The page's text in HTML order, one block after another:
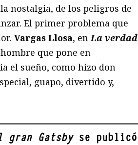
nostalgia, de los peligros de
El primer problema que
Vargas Llosa, enLa verdad
que pone en
el sueño, como hizo don
guapo, divertido y,
gran Gatsbyse publicó